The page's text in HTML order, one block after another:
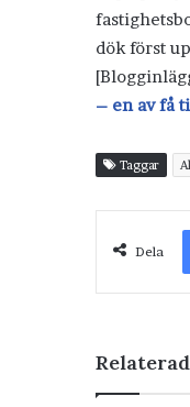
dök först
– en av få
Taggar
Dela